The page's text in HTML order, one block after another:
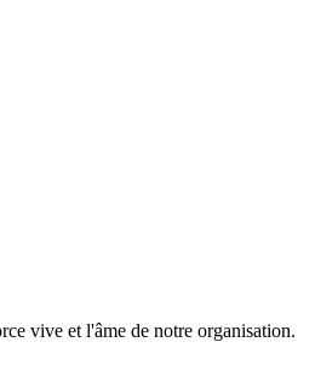
vive et l'âme de notre organisation.